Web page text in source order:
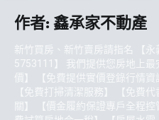
作者:鑫承家不動產
新竹買房、新竹賣房請指名 【
5753111】 我們提供您房地上
價】 【免費提供實價登錄行情資
【免費打掃清潔服務】 【免費
關】 【價金履約保證專戶全程